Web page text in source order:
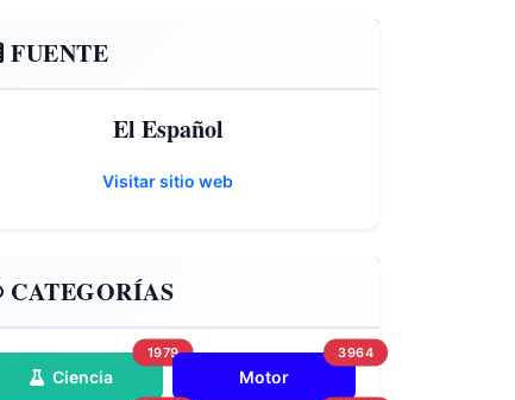
FUENTE
El Español
Visitar sitio web
CATEGORÍAS
Ciencia
1979
Motor
3964